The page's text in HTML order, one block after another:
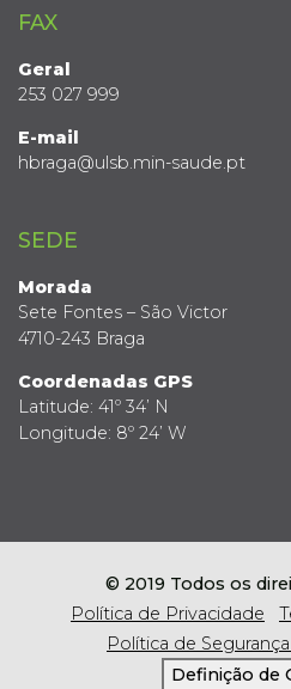
FAX
Geral
253 027 999
E-mail
hbraga@ulsb.min-saude.pt
SEDE
Morada
Sete Fontes – São Victor
4710-243 Braga
Coordenadas GPS
Latitude: 41º 34’ N
Longitude: 8º 24’ W
© 2019 Todos os
Política de Privacidade
Política de
Definição de